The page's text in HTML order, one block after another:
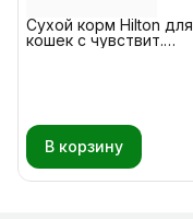
Сухой корм Hilton для
кошек с чувствит.
В корзину